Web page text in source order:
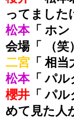
ってました
松本「 ホン
会場「 （笑
二宮 「 相
松本「 パル
櫻井 「 パ
めて見た人